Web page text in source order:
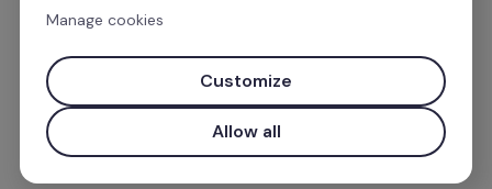
Evite erros operacionais e garanta equipas
produtivas desde o primeiro dia com um
onboarding estruturado para
hotelaria e restauração.
Manage cookies
Customize
Allow all